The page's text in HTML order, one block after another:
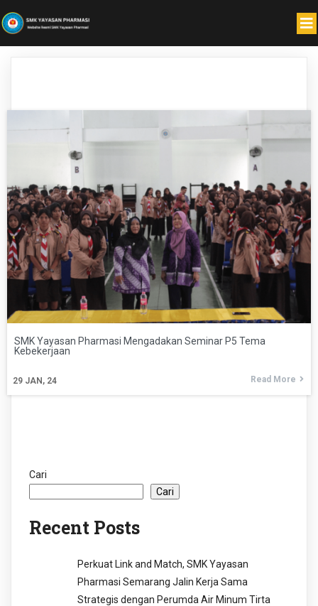
SMK Yayasan Pharmasi Mengadakan Seminar P5 Tema
Kebekerjaan
29 JAN, 24 Read More
Cari
Cari
Recent Posts
Perkuat Link and Match, SMK Yayasan
Pharmasi Semarang Jalin Kerja Sama
Strategis dengan Perumda Air Minum Tirta